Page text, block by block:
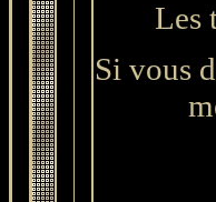
Les
Si vous